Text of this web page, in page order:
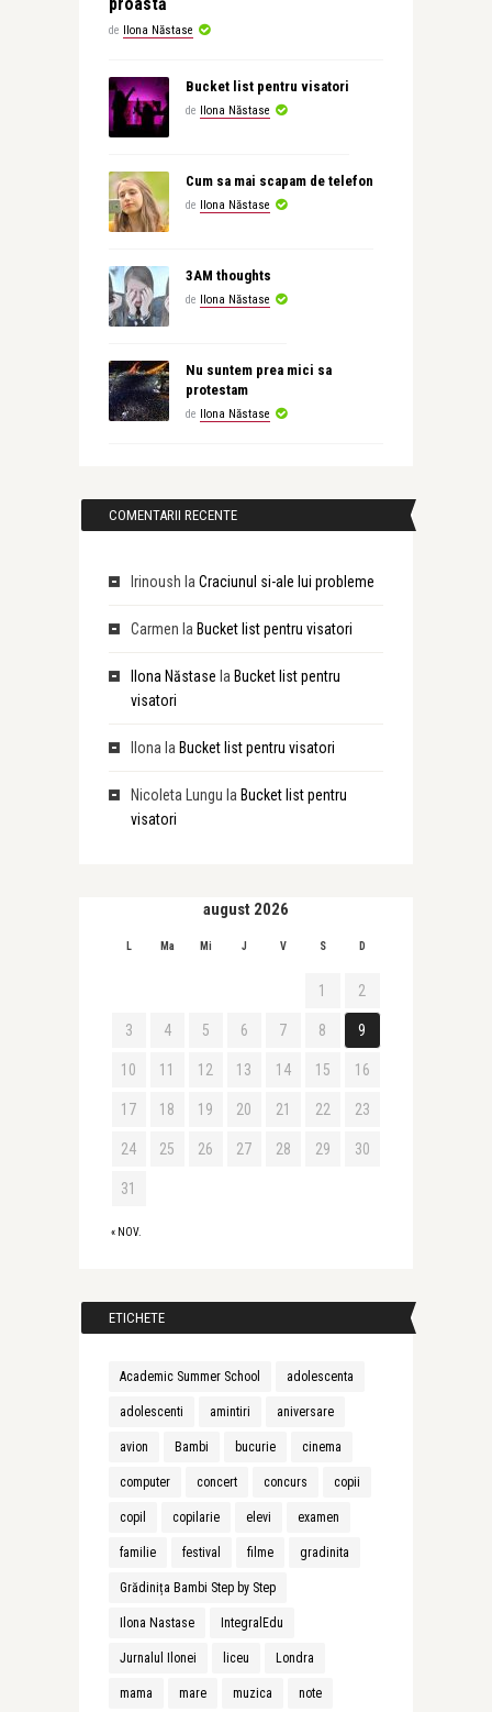
de Ilona Năstase
Bucket list pentru visatori
de Ilona Năstase
Cum sa mai scapam de telefon
de Ilona Năstase
3AM thoughts
de Ilona Năstase
Nu suntem prea mici sa
protestam
de Ilona Năstase
COMENTARII RECENTE
Irinoush la Craciunul si-ale lui probleme
Carmen la Bucket list pentru visatori
Ilona Năstase la Bucket list pentru
visatori
Ilona la Bucket list pentru visatori
Nicoleta Lungu la Bucket list pentru
visatori
august 2026
L Ma Mi J V S D
« NOV.
1 2
3 4 5 6 7 8 9
10 11 12 13 14 15 16
17 18 19 20 21 22 23
24 25 26 27 28 29 30
31
ETICHETE
Academic Summer School adolescenta
adolescenti amintiri aniversare
avion Bambi bucurie cinema
computer concert concurs copii
copil copilarie elevi examen
familie festival filme gradinita
Grădinița Bambi Step by Step
Ilona Nastase IntegralEdu
Jurnalul Ilonei liceu Londra
mama mare muzica note